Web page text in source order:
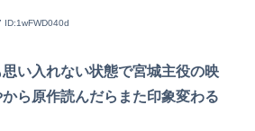
ID:1wFWD040d
い入れない状態で宮城主役の映
ら原作読んだらまた印象変わる